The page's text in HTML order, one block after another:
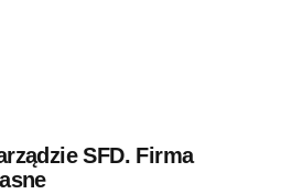
SFD. Firma